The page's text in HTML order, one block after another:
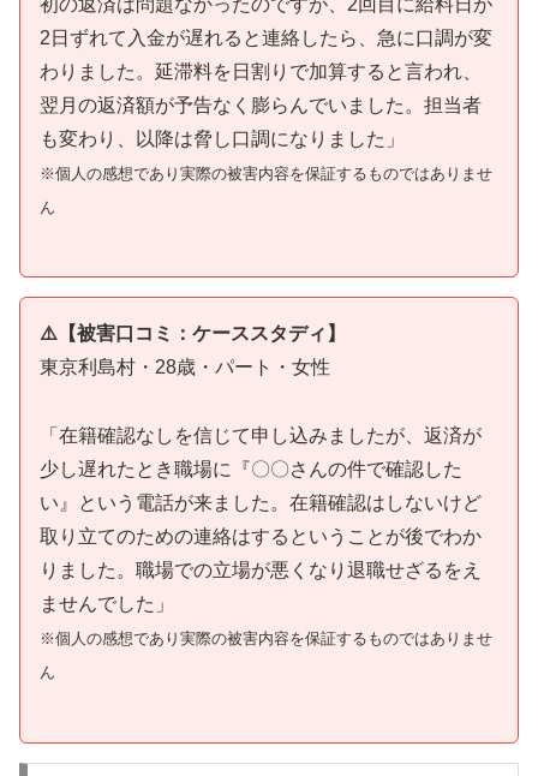
2日ずれて入金が遅れると連絡したら、急に口調が変
わりました。延滞料を日割りで加算すると言われ、
翌月の返済額が予告なく膨らんでいました。担当者
も変わり、以降は脅し口調になりました」
※個人の感想であり実際の被害内容を保証するものではありませ
ん
⚠️【被害口コミ：ケーススタディ】
東京利島村・28歳・パート・女性
「在籍確認なしを信じて申し込みましたが、返済が
少し遅れたとき職場に『〇〇さんの件で確認した
い』という電話が来ました。在籍確認はしないけど
取り立てのための連絡はするということが後でわか
りました。職場での立場が悪くなり退職せざるをえ
ませんでした」
※個人の感想であり実際の被害内容を保証するものではありませ
ん